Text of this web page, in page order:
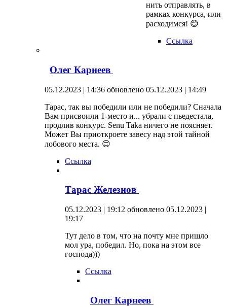
нить отправлять, в
рамках конкурса, или
расходимся! 😊
Ссылка
Олег Карнеев
05.12.2023 | 14:36 обновлено 05.12.2023 | 14:49
Тарас, так вы победили или не победили? Сначала
Вам присвоили 1-место и... убрали с пьедестала,
продлив конкурс. Senu Taka ничего не поясняет.
Может Вы приоткроете завесу над этой тайной
лобового места. 😊
Ссылка
Тарас Железнов
05.12.2023 | 19:12 обновлено 05.12.2023 |
19:17
Тут дело в том, что на почту мне пришло
мол ура, победил. Но, пока на этом все
господа)))
Ссылка
Олег Карнеев